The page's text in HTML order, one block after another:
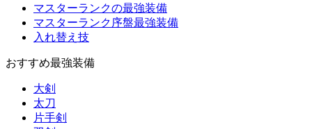
マスターランクの最強装備
マスターランク序盤最強装備
入れ替え技
おすすめ最強装備
大剣
太刀
片手剣